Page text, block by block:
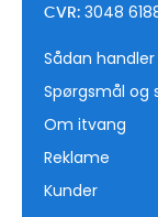
Sådan
Spørgsmål og
Om itvang
Reklame
Kunder
CVR: 3048